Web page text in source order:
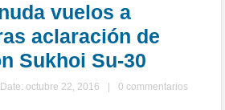
vuelos a
aclaración de
Sukhoi Su-30
Date: octubre 22, 2016
0 commentarios